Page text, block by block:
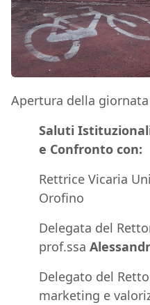
Apertura della
Saluti
e Confronto con:
Rettrice Vicaria
Orofino
Delegata del
prof.ssa
Delegato del
marketing e